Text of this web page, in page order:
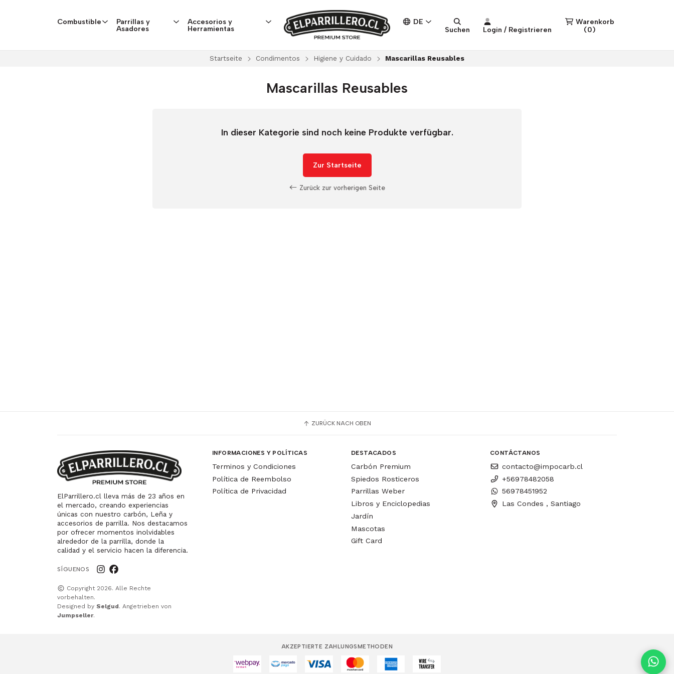
Combustible Parrillas y
Asadores
Accesorios y
Herramientas
DE
Suchen
Login / Registrieren
Warenkorb
(0)
Startseite Condimentos Higiene y Cuidado Mascarillas Reusables
Mascarillas Reusables
In dieser Kategorie sind noch keine Produkte verfügbar.
Zur Startseite
Zurück zur vorherigen Seite
ZURÜCK NACH OBEN
ElParrillero.cl lleva más de 23 años en
el mercado, creando experiencias
únicas con nuestro carbón, Leña y
accesorios de parrilla. Nos destacamos
por ofrecer momentos inolvidables
alrededor de la parrilla, donde la
calidad y el servicio hacen la diferencia.
SÍGUENOS
Copyright 2026. Alle Rechte
vorbehalten.
Designed by Selgud. Angetrieben von
Jumpseller.
INFORMACIONES Y POLÍTICAS
Terminos y Condiciones
Política de Reembolso
Política de Privacidad
DESTACADOS
Carbón Premium
Spiedos Rosticeros
Parrillas Weber
Libros y Enciclopedias
Jardín
Mascotas
Gift Card
CONTÁCTANOS
contacto@impocarb.cl
+56978482058
56978451952
Las Condes , Santiago
AKZEPTIERTE ZAHLUNGSMETHODEN